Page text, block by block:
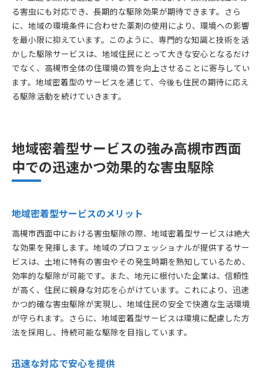
る害虫にも対応でき、長期的な駆除効果が期待できます。さら
に、地域の環境条件に合わせた薬剤の使用により、環境への影響
を最小限に抑えています。このように、専門的な知識と技術を活
かした駆除サービスは、地域住民にとって大きな安心となるだけ
でなく、高槻市全体の住環境の質を向上させることに寄与してい
ます。地域密着型のサービスを通じて、今後も住民の期待に応え
る駆除活動を続けていきます。
地域密着型サービスの強み高槻市西面
中での迅速かつ効果的な害虫駆除
地域密着型サービスのメリット
高槻市西面中における害虫駆除の際、地域密着型サービスは絶大
な効果を発揮します。地域のプロフェッショナルが提供するサー
ビスは、土地に特有の害虫やその発生時期を熟知しているため、
効率的な駆除が可能です。また、地元に根付いた企業は、信頼性
が高く、住民に親身な対応を心がけています。これにより、迅速
かつ的確な害虫駆除が実現し、地域住民の安全で快適な生活環境
が守られます。さらに、地域密着型サービスは環境に配慮した方
法を採用し、持続可能な駆除を目指しています。
迅速な対応で安心を提供